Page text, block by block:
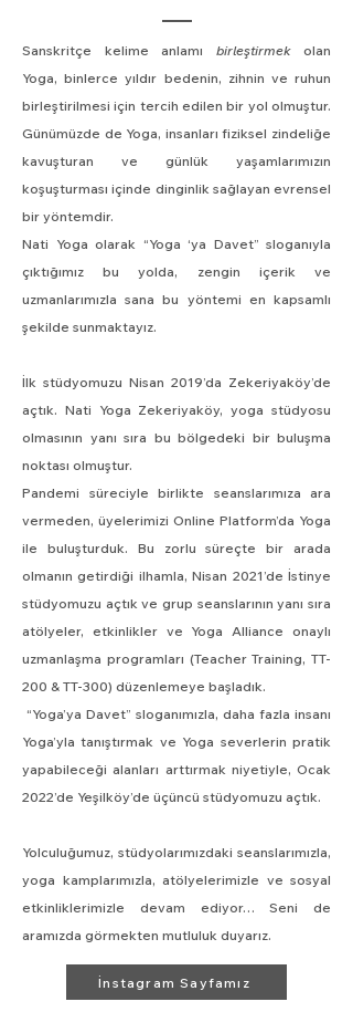
Sanskritçe kelime anlamı birleştirmekolan
Yoga, binlerce yıldır bedenin, zihnin ve ruhun
birleştirilmesi için tercih edilen bir yol olmuştur.
Günümüzde de Yoga, insanları fiziksel zindeliğe
kavuşturan ve günlük yaşamlarımızın
koşuşturması içinde dinginlik sağlayan evrensel
bir yöntemdir.
Nati Yoga olarak “Yoga ‘ya Davet” sloganıyla
çıktığımız bu yolda, zengin içerik ve
uzmanlarımızla sana bu yöntemi en kapsamlı
şekilde sunmaktayız.
İlk stüdyomuzu Nisan 2019’da Zekeriyaköy’de
açtık. Nati Yoga Zekeriyaköy, yoga stüdyosu
olmasının yanı sıra bu bölgedeki bir buluşma
noktası olmuştur.
Pandemi süreciyle birlikte seanslarımıza ara
vermeden, üyelerimizi Online Platform’da Yoga
ile buluşturduk. Bu zorlu süreçte bir arada
olmanın getirdiği ilhamla, Nisan 2021’de İstinye
stüdyomuzu açtık ve grup seanslarının yanı sıra
atölyeler, etkinlikler ve Yoga Alliance onaylı
uzmanlaşma programları (Teacher Training, TT-
200 & TT-300) düzenlemeye başladık.
“Yoga’ya Davet” sloganımızla, daha fazla insanı
Yoga’yla tanıştırmak ve Yoga severlerin pratik
yapabileceği alanları arttırmak niyetiyle, Ocak
2022’de Yeşilköy’de üçüncü stüdyomuzu açtık.
Yolculuğumuz, stüdyolarımızdaki seanslarımızla,
yoga kamplarımızla, atölyelerimizle ve sosyal
etkinliklerimizle devam ediyor… Seni de
aramızda görmekten mutluluk duyarız.
İnstagram Sayfamız